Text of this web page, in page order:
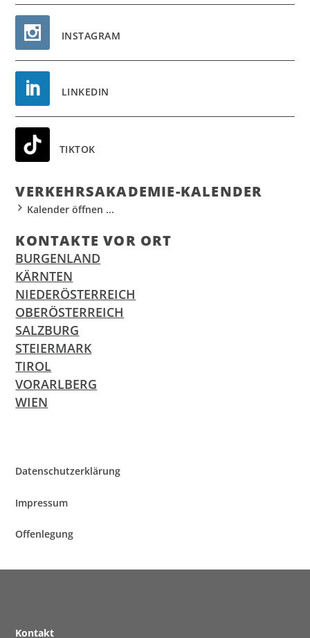
INSTAGRAM
LINKEDIN
TIKTOK
VER­KEHR­S­AKA­DE­MIE-KALEN­DER
Kalender öffnen ...
KON­TAK­TE VOR ORT
BURGENLAND
KÄRNTEN
NIEDERÖSTERREICH
OBERÖSTERREICH
SALZBURG
STEIERMARK
TIROL
VORARLBERG
WIEN
Daten­schutz­er­klä­rung
Impres­sum
Offen­le­gung
Kon­takt